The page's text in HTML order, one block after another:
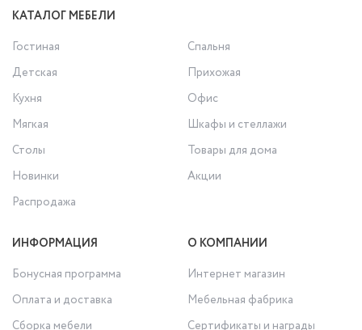
КАТАЛОГ МЕБЕЛИ
Гостиная
Спальня
Детская
Прихожая
Кухня
Офис
Мягкая
Шкафы и стеллажи
Столы
Товары для дома
Новинки
Акции
Распродажа
ИНФОРМАЦИЯ
Бонусная программа
Оплата и доставка
Сборка мебели
О КОМПАНИИ
Интернет магазин
Мебельная фабрика
Сертификаты и награды